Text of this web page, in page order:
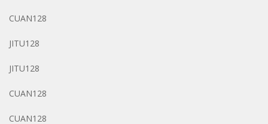
CUAN128
JITU128
JITU128
CUAN128
CUAN128